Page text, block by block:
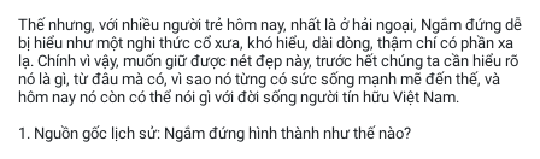
Thế nhưng, với nhiều người trẻ hôm nay, nhất là ở hải ngoại, Ngắm đứng dễ
bị hiểu như một nghi thức cổ xưa, khó hiểu, dài dòng, thậm chí có phần xa
lạ. Chính vì vậy, muốn giữ được nét đẹp này, trước hết chúng ta cần hiểu rõ
nó là gì, từ đâu mà có, vì sao nó từng có sức sống mạnh mẽ đến thế, và
hôm nay nó còn có thể nói gì với đời sống người tín hữu Việt Nam.
1. Nguồn gốc lịch sử: Ngắm đứng hình thành như thế nào?